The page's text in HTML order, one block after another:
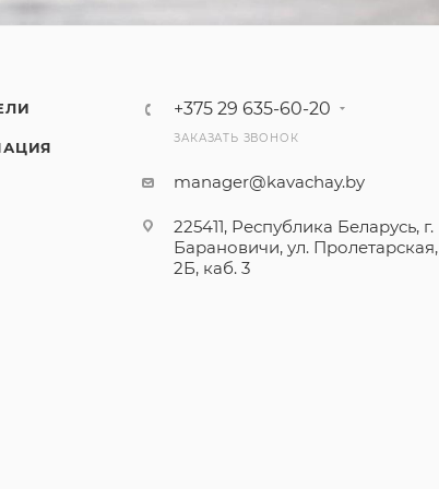
+375 29 635-60-20
ЗАКАЗАТЬ ЗВОНОК
manager@kavachay.by
225411, Республика Беларусь, г.
Барановичи, ул. Пролетарская,
2Б, каб. 3